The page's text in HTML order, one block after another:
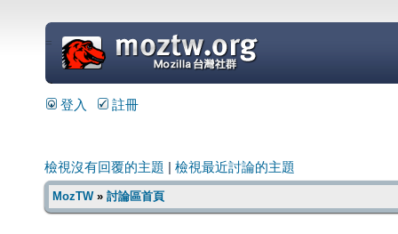
=
登入 註冊
檢視沒有回覆的主題 檢視最近討論的主題
MozTW» 討論區首頁